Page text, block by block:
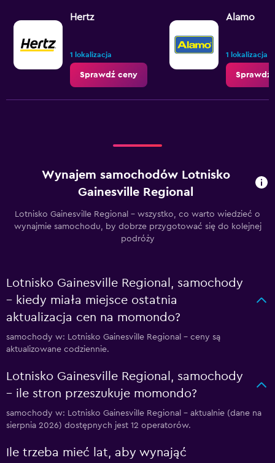
Hertz
1 lokalizacja
Sprawdź ceny
Alamo
1 lokalizacja
Sprawdź
Wynajem samochodów Lotnisko
Gainesville Regional
Lotnisko Gainesville Regional – wszystko, co warto wiedzieć o
wynajmie samochodu, by dobrze przygotować się do kolejnej
podróży
Lotnisko Gainesville Regional, samochody
– kiedy miała miejsce ostatnia
aktualizacja cen na momondo?
samochody w: Lotnisko Gainesville Regional – ceny są
aktualizowane codziennie.
Lotnisko Gainesville Regional, samochody
– ile stron przeszukuje momondo?
samochody w: Lotnisko Gainesville Regional – aktualnie (dane na
sierpnia 2026) dostępnych jest 12 operatorów.
Ile trzeba mieć lat, aby wynająć